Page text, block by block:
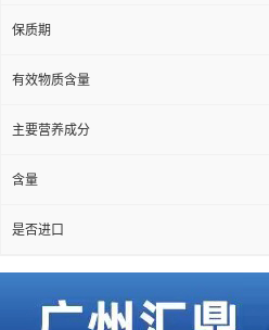
保质期
有效物质含量
主要营养成分
含量
是否进口